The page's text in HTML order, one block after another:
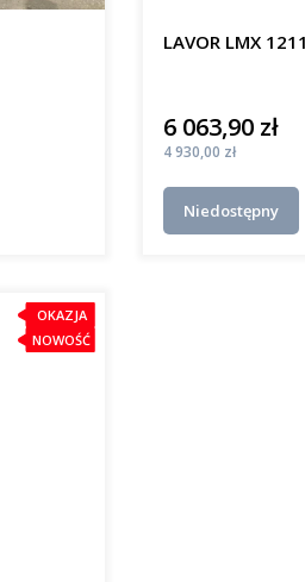
LAVOR LMX
Cena
6 063,90 zł
Cena
4 930,00 zł
Niedostępny
OKAZJA
NOWOŚĆ